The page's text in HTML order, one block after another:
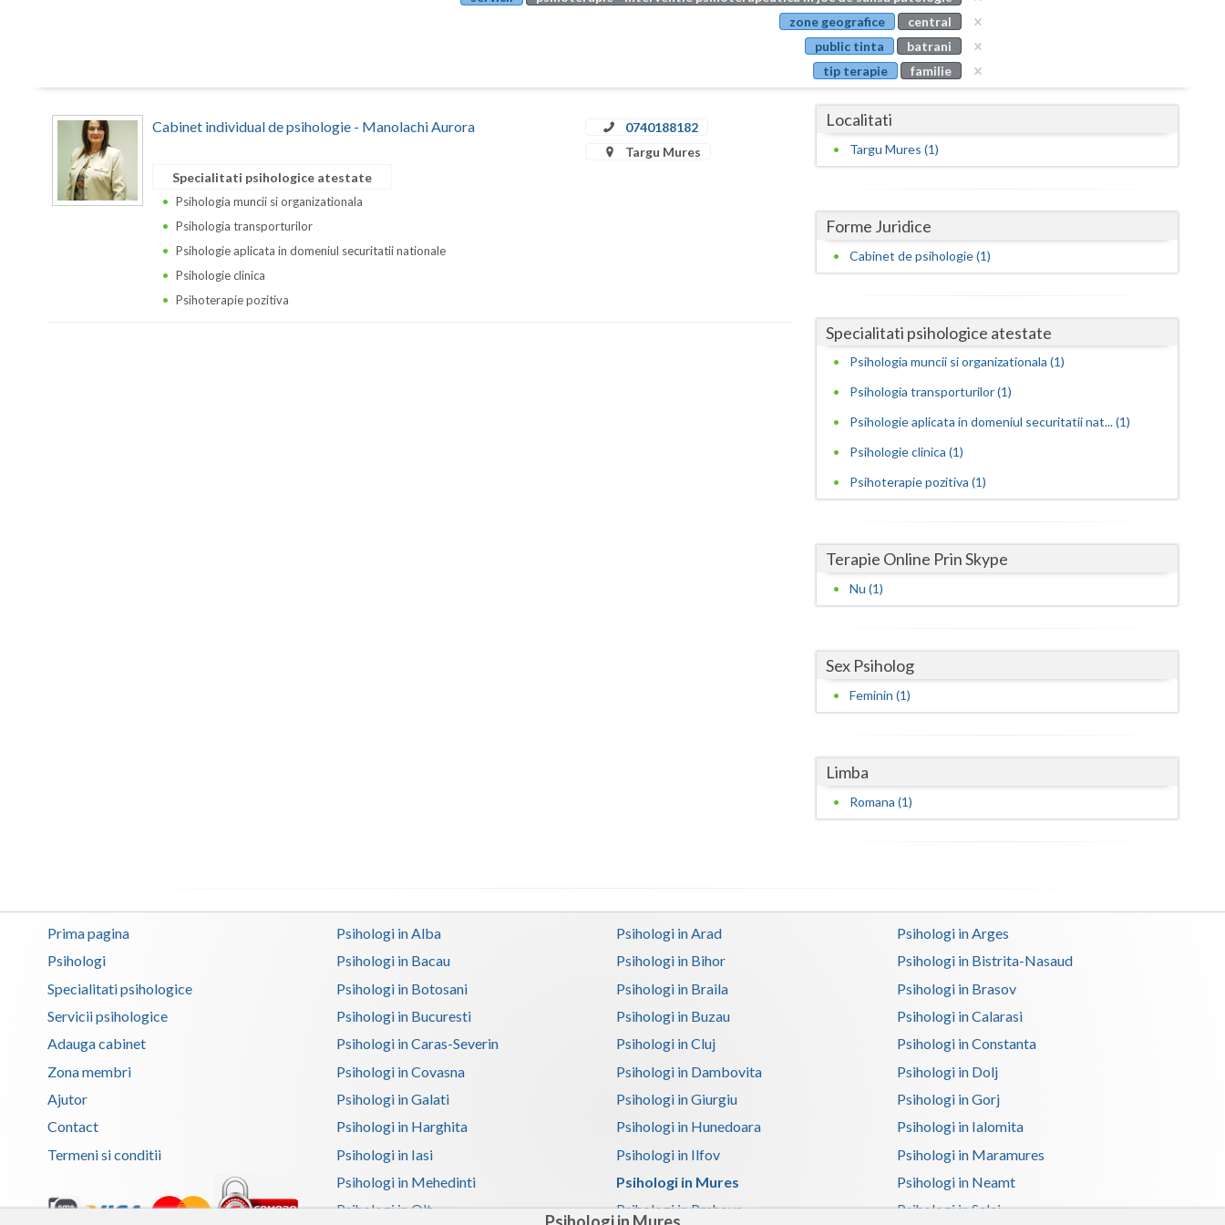
Buzau
Calarasi
Caras-Severin
Dolj
Giurgiu
Hunedoara
Ialomita
Ilfov
Teleorman
Timis
Valcea
Vaslui
zone geografice
central
public tinta
batrani
tip terapie
familie
Cabinet individual de psihologie - Manolachi Aurora
0740188182
Targu Mures
Specialitati psihologice atestate
Psihologia muncii si organizationala
Psihologia transporturilor
Psihologie aplicata in domeniul securitatii nationale
Psihologie clinica
Psihoterapie pozitiva
Localitati
Targu Mures (1)
Forme Juridice
Cabinet de psihologie (1)
Specialitati psihologice atestate
Psihologia muncii si organizationala (1)
Psihologia transporturilor (1)
Psihologie aplicata in domeniul securitatii nat... (1)
Psihologie clinica (1)
Psihoterapie pozitiva (1)
Terapie Online Prin Skype
Nu (1)
Sex Psiholog
Feminin (1)
Limba
Romana (1)
Prima pagina
Psihologi
Specialitati psihologice
Servicii psihologice
Adauga cabinet
Zona membri
Ajutor
Contact
Termeni si conditii
Psihologi in Alba Psihologi in Arad
Psihologi in Arges
Psihologi in Bacau
Psihologi in Bihor
Psihologi in Bistrita-Nasaud
Psihologi in Botosani
Psihologi in Braila
Psihologi in Brasov
Psihologi in Bucuresti
Psihologi in Buzau
Psihologi in Calarasi
Psihologi in Caras-Severin
Psihologi in Cluj
Psihologi in Constanta
Psihologi in Covasna
Psihologi in Dambovita
Psihologi in Dolj
Psihologi in Galati
Psihologi in Giurgiu
Psihologi in Gorj
Psihologi in Harghita
Psihologi in Hunedoara
Psihologi in Ialomita
Psihologi in Iasi
Psihologi in Ilfov
Psihologi in Maramures
Psihologi in Mehedinti
Psihologi in Mures
Psihologi in Neamt
Psihologi in Olt
Psihologi in Prahova Psihologi in Salaj